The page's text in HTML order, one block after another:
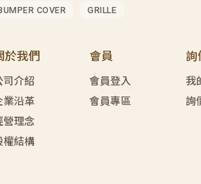
COVER GRILLE
於我們
司介紹
業沿革
營理念
權結構
會員
會員登入
會員專區
詢
我
詢